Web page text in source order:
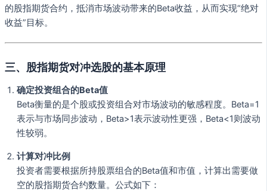
的股指期货合约，抵消市场波动带来的Beta收益，从而实现“绝对
收益”目标。
三、股指期货对冲选股的基本原理
确定投资组合的Beta值
Beta衡量的是个股或投资组合对市场波动的敏感程度。Beta=1
表示与市场同步波动，Beta>1表示波动性更强，Beta<1则波动
性较弱。
计算对冲比例
投资者需要根据所持股票组合的Beta值和市值，计算出需要做
空的股指期货合约数量。公式如下：